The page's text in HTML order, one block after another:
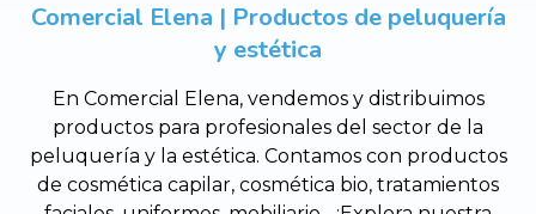
Comercial Elena | Productos de peluquería
y estética
En Comercial Elena, vendemos y distribuimos
productos para profesionales del sector de la
peluquería y la estética. Contamos con productos
de cosmética capilar, cosmética bio, tratamientos